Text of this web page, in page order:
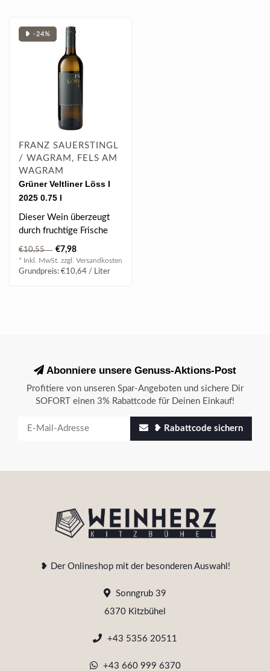
❥ -24%
FRANZ SAUERSTINGL
/ WAGRAM, FELS AM
WAGRAM
Grüner Veltliner Löss I
2025 0.75 l
Dieser Wein überzeugt
durch fruchtige Frische
und leichtigkeit...
€10,55 €7,98
* Inkl. MwSt. zzgl. Versandkosten
Grundpreis: €10,64 / Liter
Abonniere unsere Genuss-Aktions-Post
Profitiere von unseren Spar-Angeboten und sichere Dir
SOFORT einen 3% Rabattcode für Deinen Einkauf!
❥ Rabattcode sichern
❥ Der Onlineshop mit der besonderen Auswahl!
Sonngrub 39
6370 Kitzbühel
+43 5356 20511
+43 660 999 6370